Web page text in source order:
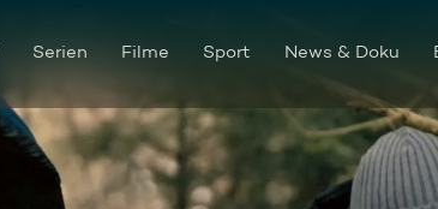
Serien Filme Sport News & Doku